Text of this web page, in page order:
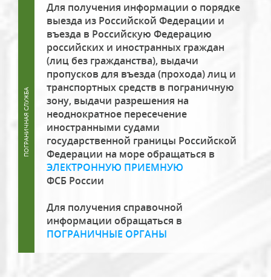
Для получения информации о порядке
выезда из Российской Федерации и
въезда в Российскую Федерацию
российских и иностранных граждан
(лиц без гражданства), выдачи
пропусков для въезда (прохода) лиц и
транспортных средств в пограничную
зону, выдачи разрешения на
неоднократное пересечение
иностранными судами
государственной границы Российской
Федерации на море обращаться в
ЭЛЕКТРОННУЮ ПРИЕМНУЮ
ФСБ России
Для получения справочной
информации обращаться в
ПОГРАНИЧНЫЕ ОРГАНЫ